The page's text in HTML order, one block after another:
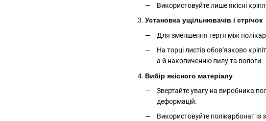
Використовуйте лише якісні
Установка ущільнювачів і стрічок
Для зменшення тертя між
На торці листів обов’язково
а й накопиченню пилу та вологи.
Вибір якісного матеріалу
Звертайте увагу на виробника
деформацій.
Використовуйте полікарбонат